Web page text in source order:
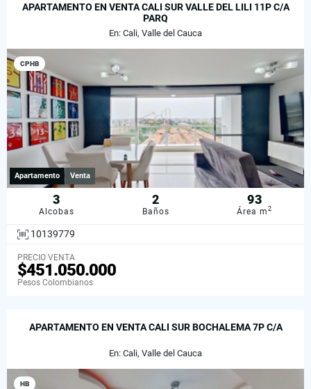
APARTAMENTO EN VENTA CALI SUR VALLE DEL LILI 11P C/A
PARQ
En: Cali, Valle del Cauca
CPHB
Apartamento Venta
3
Alcobas
2
Baños
93
Área m2
10139779
PRECIO VENTA
$451.050.000
Pesos Colombianos
APARTAMENTO EN VENTA CALI SUR BOCHALEMA 7P C/A
En: Cali, Valle del Cauca
HB